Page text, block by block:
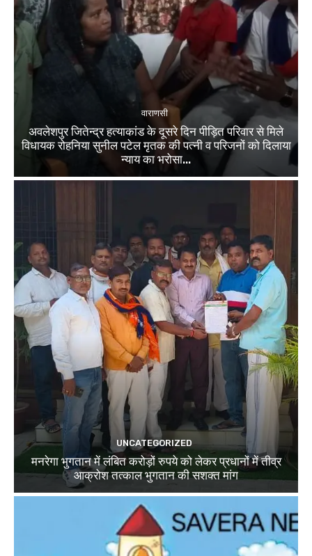
वाराणसी
अवलेशपुर जितेन्द्र हत्याकांड के दूसरे दिन पीड़ित परिवार से मिले
विधायक रोहनिया सुनील पटेल मृतक की पत्नी व परिजनों को दिलाया
न्याय का भरोसा...
UNCATEGORIZED
मनरेगा भुगतान में लंबित करोड़ों रुपये को लेकर प्रधानों में तीव्र
आक्रोश तत्काल भुगतान की सशक्त मांग